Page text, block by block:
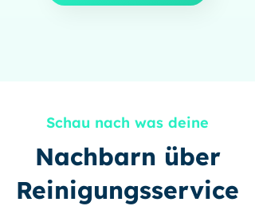
Schau nach was deine
Nachbarn über
Reinigungsservice